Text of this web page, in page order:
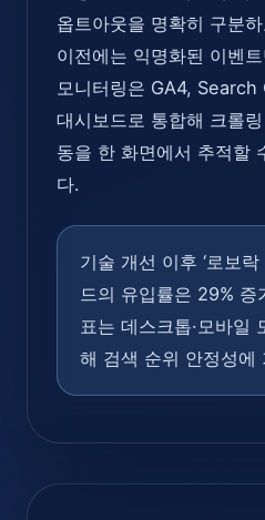
옵트아웃을 명확히 구분
이전에는 익명화된 이벤
모니터링은 GA4,
대시보드로 통합해 크롤
동을 한 화면에서 추적할
다.
기술 개선 이후 ‘로보
드의 유입률은 29% 증
표는 데스크톱·모바일
해 검색 순위 안정성에